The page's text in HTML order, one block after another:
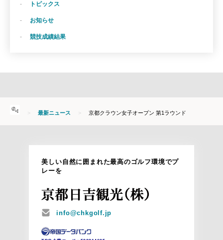
トピックス
お知らせ
競技成績結果
最新ニュース 京都クラウン女子オープン 第1ラウンド
美しい自然に囲まれた最高のゴルフ環境でプ
レーを
MAIL
info@chkgolf.jp